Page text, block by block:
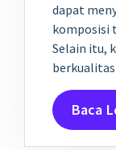
dapat
komposisi
Selain itu,
Baca